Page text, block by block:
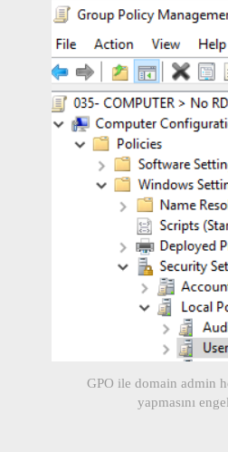
GPO ile domain admin
yapmasını